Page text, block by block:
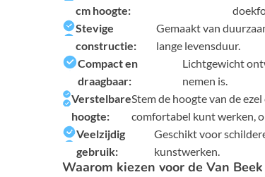
cm hoogte:
Stevige
constructie:
Gemaakt van
lange levensduur.
Compact en
draagbaar:
Lichtgewicht
nemen is.
Verstelbare
hoogte:
Stem de hoogte van de
comfortabel kunt werken,
Veelzijdig
gebruik:
Geschikt voor
kunstwerken.
Waarom kiezen voor de Van